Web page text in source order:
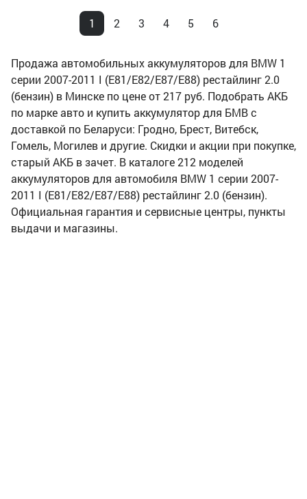
1 2 3 4 5 6
Продажа автомобильных аккумуляторов для BMW 1
серии 2007-2011 I (E81/E82/E87/E88) рестайлинг 2.0
(бензин) в Минске по цене от 217 руб. Подобрать АКБ
по марке авто и купить аккумулятор для БМВ с
доставкой по Беларуси: Гродно, Брест, Витебск,
Гомель, Могилев и другие. Скидки и акции при покупке,
старый АКБ в зачет. В каталоге 212 моделей
аккумуляторов для автомобиля BMW 1 серии 2007-
2011 I (E81/E82/E87/E88) рестайлинг 2.0 (бензин).
Официальная гарантия и сервисные центры, пункты
выдачи и магазины.